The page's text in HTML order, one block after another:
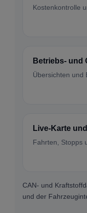
Kostenkontrolle
Betriebs- und
Übersichten und
Live-Karte
Fahrten, Stopps
CAN- und
und der